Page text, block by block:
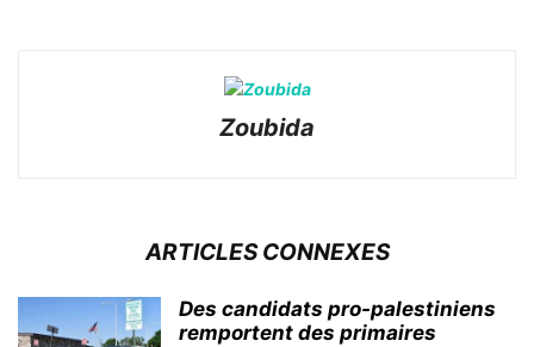
Zoubida
ARTICLES CONNEXES
Des candidats pro-palestiniens
remportent des primaires